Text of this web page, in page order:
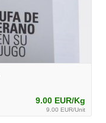
9.00 EUR/Kg
9.00 EUR/Unit